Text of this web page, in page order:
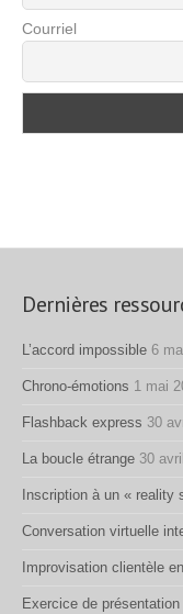
Courriel
Dernières
L’accord impossible 6
Chrono-émotions 1 mai
Flashback express 30
La boucle étrange 30
Inscription à un « reality
Conversation virtuelle
Improvisation clientèle
Exercice de présentation